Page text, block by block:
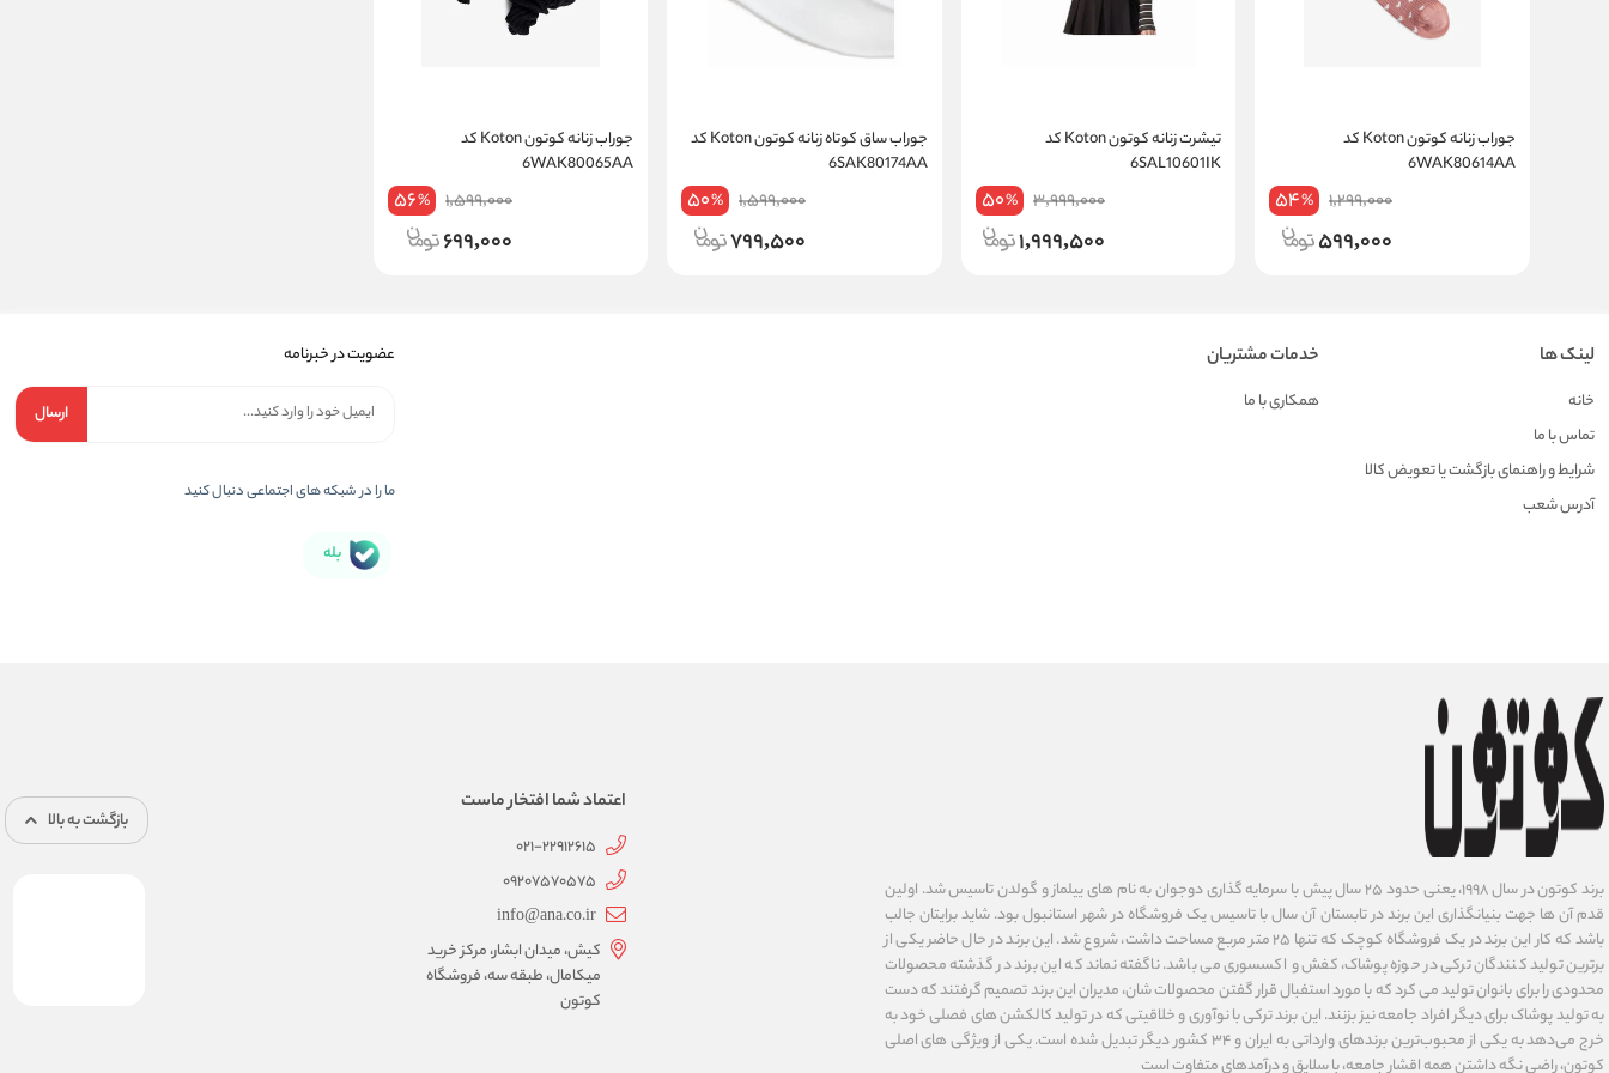
جوراب زنانه کوتون Koton کد
6WAK80614AA
1,299,000
54%
599,000
تیشرت زنانه کوتون Koton کد
6SAL10601IK
3,999,000
50%
1,999,500
جوراب ساق کوتاه زنانه کوتون Koton کد
6SAK80174AA
1,599,000
50%
799,500
جوراب زنانه کوتون Koton کد
6WAK80065AA
1,599,000
56%
699,000
لینک ها
خانه
تماس با ما
شرایط و راهنمای بازگشت یا تعویض کالا
آدرس شعب
خدمات مشتریان
همکاری با ما
عضویت در خبرنامه
ارسال
ما را در شبکه های اجتماعی دنبال کنید
بله
برند کوتون در سال ۱۹۹۸، یعنی حدود ۲۵ سال پیش با سرمایه گذاری دوجوان به نام های ییلماز و گولدن تاسیس شد. اولین
قدم آن ها جهت بنیانگذاری این برند در تابستان آن سال با تاسیس یک فروشگاه در شهر استانبول بود. شاید برایتان جالب
باشد که کار این برند در یک فروشگاه کوچک که تنها ۲۵ متر مربع مساحت داشت، شروع شد. این برند در حال حاضر یکی از
برترین تولید کنندگان ترکی در حوزه پوشاک، کفش و اکسسوری می باشد. ناگفته نماند که این برند در گذشته محصولات
محدودی را برای بانوان تولید می کرد که با مورد استفبال قرار گفتن محصولات شان، مدیران این برند تصمیم گرفتند که دست
به تولید پوشاک برای دیگر افراد جامعه نیز بزنند. این برند ترکی با نوآوری ‌و خلاقیتی که در تولید کالکشن های فصلی خود به
خرج می‌دهد به یکی از محبوب‌ترین برندهای وارداتی به ایران و ۳۴ کشور دیگر تبدیل شده‌ است. یکی از ویژگی های اصلی
کوتون، راضی نگه داشتن همه اقشار جامعه، با سلایق و درآمدهای متفاوت است
اعتماد شما افتخار ماست
021-22912615
09207570575
info@ana.co.ir
کیش، میدان ابشار، مرکز خرید
میکامال، طبقه سه، فروشگاه
کوتون
بازگشت به بالا